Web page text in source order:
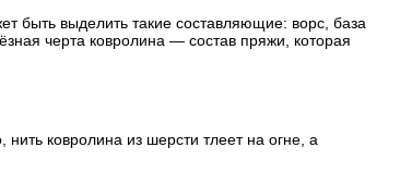
быть выделить такие составляющие: ворс, база
черта ковролина — состав пряжи, которая
ковролина из шерсти тлеет на огне, а